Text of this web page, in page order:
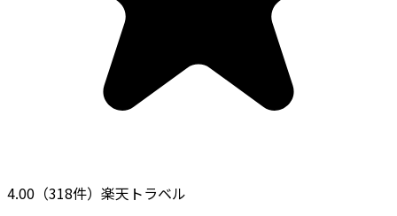
4.00 （318件） 楽天トラベル